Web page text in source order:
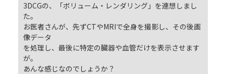
3DCGの、「ボリューム・レンダリング」を連想しまし
た。
お医者さんが、先ずCTやMRIで全身を撮影し、その後画
像データ
を処理し、最後に特定の臓器や血管だけを表示させます
が。
あんな感じなのでしょうか？